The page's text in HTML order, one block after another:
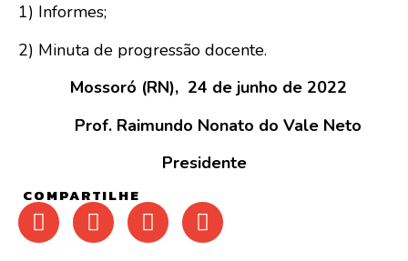
1) Informes;
2) Minuta de progressão docente.
Mossoró (RN), 24 de junho de 2022
Prof. Raimundo Nonato do Vale Neto
Presidente
COMPARTILHE